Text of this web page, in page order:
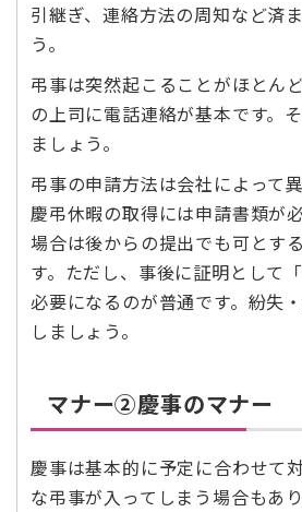
引継ぎ、連絡方法の周知など済
う。
弔事は突然起こることがほとん
の上司に電話連絡が基本です。
ましょう。
弔事の申請方法は会社によって
慶弔休暇の取得には申請書類が
場合は後からの提出でも可とす
す。ただし、事後に証明として
必要になるのが普通です。紛失
しましょう。
マナー②慶事のマナー
慶事は基本的に予定に合わせて
な弔事が入ってしまう場合もあ